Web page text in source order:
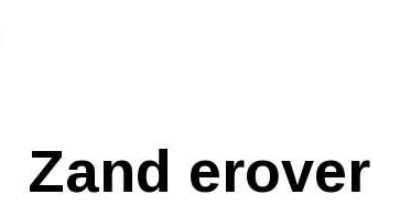
Zand erover